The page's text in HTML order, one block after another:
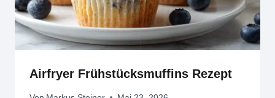
Airfryer Frühstücksmuffins Rezept